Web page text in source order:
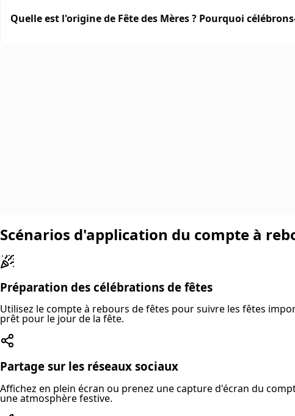
Quelle est l'origine de Fête des Mères ? Pourquoi
Scénarios d'application du compte à
Préparation des célébrations de fêtes
Utilisez le compte à rebours de fêtes pour suivre les fêtes
prêt pour le jour de la fête.
Partage sur les réseaux sociaux
Affichez en plein écran ou prenez une capture d'écran du
une atmosphère festive.